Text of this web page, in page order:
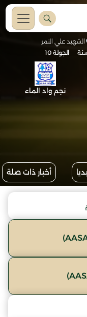
الشهيد علي النمر
الجولة 10
نجم واد الماء
أخبار ذات صلة